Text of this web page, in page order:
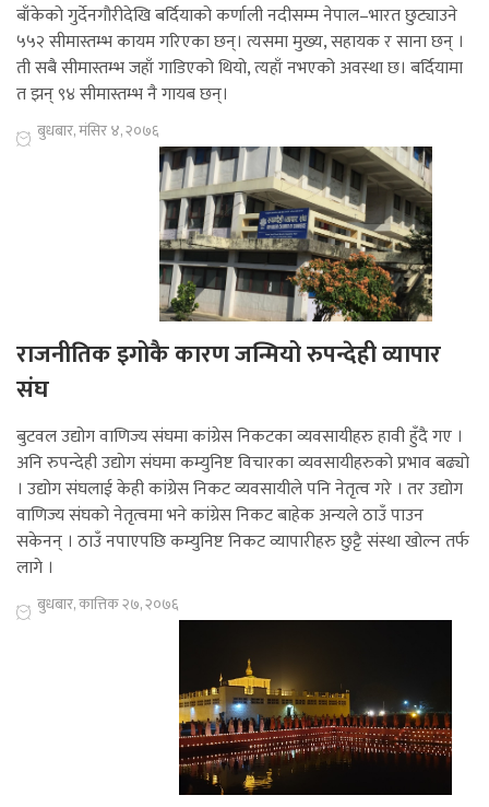
बाँकेको गुर्देनगौरीदेखि बर्दियाको कर्णाली नदीसम्म नेपाल–भारत छुट्याउने
५५२ सीमास्तम्भ कायम गरिएका छन्। त्यसमा मुख्य, सहायक र साना छन् ।
ती सबै सीमास्तम्भ जहाँ गाडिएको थियो, त्यहाँ नभएको अवस्था छ। बर्दियामा
त झन् ९४ सीमास्तम्भ नै गायब छन्।
बुधबार, मंसिर ४, २०७६
राजनीतिक इगोकै कारण जन्मियो रुपन्देही व्यापार
संघ
बुटवल उद्योग वाणिज्य संघमा कांग्रेस निकटका व्यवसायीहरु हावी हुँदै गए ।
अनि रुपन्देही उद्योग संघमा कम्युनिष्ट विचारका व्यवसायीहरुको प्रभाव बढ्यो
। उद्योग संघलाई केही कांग्रेस निकट व्यवसायीले पनि नेतृत्व गरे । तर उद्योग
वाणिज्य संघको नेतृत्वमा भने कांग्रेस निकट बाहेक अन्यले ठाउँ पाउन
सकेनन् । ठाउँ नपाएपछि कम्युनिष्ट निकट व्यापारीहरु छुट्टै संस्था खोल्न तर्फ
लागे ।
बुधबार, कात्तिक २७, २०७६